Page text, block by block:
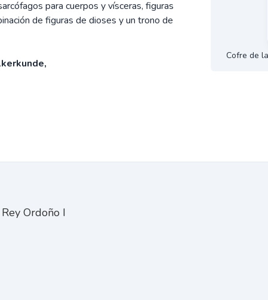
para cuerpos y vísceras, figuras
de figuras de dioses y un trono de
Cofre de
Ordoño I